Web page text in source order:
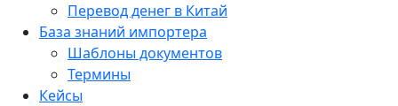
Перевод денег в Китай
База знаний импортера
Шаблоны документов
Термины
Кейсы